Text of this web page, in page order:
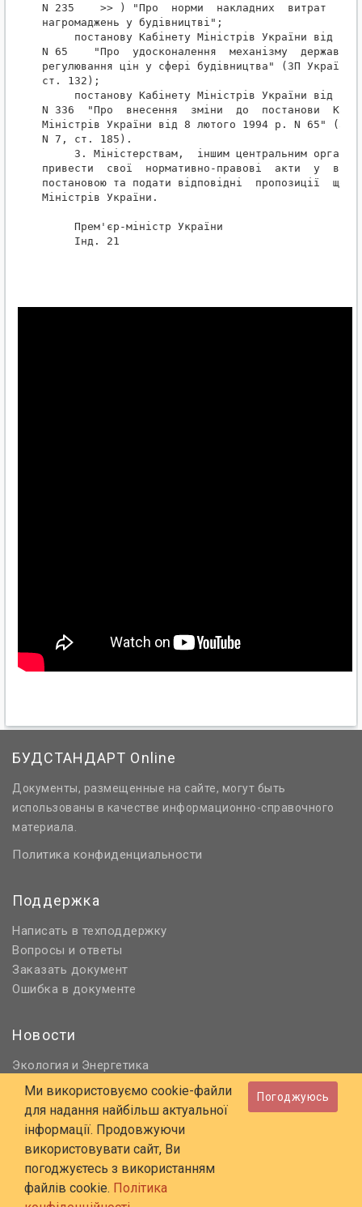
N 235    >> ) "Про  норми  накладних  витрат  і
нагромаджень у будівництві";
постанову Кабінету Міністрів України від  8
N 65    "Про  удосконалення  механізму
регулювання цін у сфері будівництва" (ЗП
ст. 132);
постанову Кабінету Міністрів України від 15
N 336  "Про  внесення  зміни  до  постанови
Міністрів України від 8 лютого 1994 р. N 65" (ЗП
N 7, ст. 185).
3. Міністерствам,  іншим центральним
привести  свої  нормативно-правові  акти  у
постановою та подати відповідні  пропозиції
Міністрів України.
Прем'єр-міністр України
     Інд. 21
БУДСТАНДАРТ Online
Документы, размещенные на сайте, могут быть
использованы в качестве информационно-справочного
материала.
Политика конфиденциальности
Поддержка
Написать в техподдержку
Вопросы и ответы
Заказать документ
Ошибка в документе
Новости
Экология и Энергетика
Нормативное регулирование
Строительство и проектирование
Охрана труда и ПБ
© 2006 - 2026 Все права защищены
E-mail:
online@budstandart.com
Ми використовуємо cookie-файли
для надання найбільш актуальної
інформації. Продовжуючи
використовувати сайт, Ви
погоджуєтесь з використанням
файлів cookie. Політика
Погоджуюсь